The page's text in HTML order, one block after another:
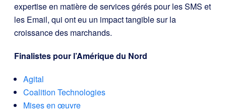
expertise en matière de services gérés pour les SMS et
les Email, qui ont eu un impact tangible sur la
croissance des marchands.
Finalistes pour l’Amérique du Nord
Agital
Coalition Technologies
Mises en œuvre